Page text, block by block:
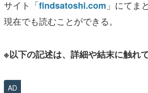
サイト「findsatoshi.com 」にてま
現在でも読むことができる。
※以下の記述は、詳細や結末に触れて
AD